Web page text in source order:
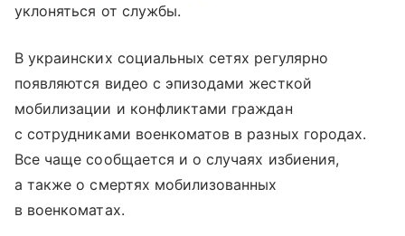
уклоняться от службы.
В украинских социальных сетях регулярно
появляются видео с эпизодами жесткой
мобилизации и конфликтами граждан
с сотрудниками военкоматов в разных городах.
Все чаще сообщается и о случаях избиения,
а также о смертях мобилизованных
в военкоматах.